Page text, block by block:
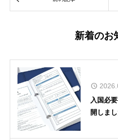
新着のお
入国必
開しま